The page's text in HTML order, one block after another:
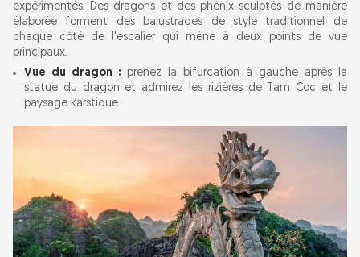
expérimentés. Des dragons et des phénix sculptés de manière
élaborée forment des balustrades de style traditionnel de
chaque côté de l'escalier qui mène à deux points de vue
principaux.
Vue du dragon :prenez la bifurcation à gauche après la
statue du dragon et admirez les rizières de Tam Coc et le
paysage karstique.